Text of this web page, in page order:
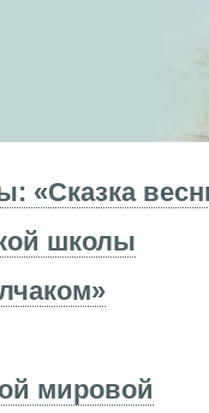
«Сказка
школы
мировой